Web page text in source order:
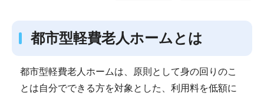
都市型軽費老人ホームとは
都市型軽費老人ホームは、原則として身の回りのこ
とは自分でできる方を対象とした、利用料を低額に